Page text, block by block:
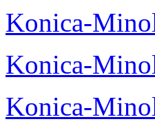
Konica-
Konica-
Konica-